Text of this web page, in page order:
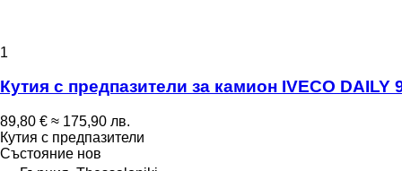
1
Кутия с предпазители за камион IVECO DAILY
89,80 € ≈ 175,90 лв.
Кутия с предпазители
Състояние нов